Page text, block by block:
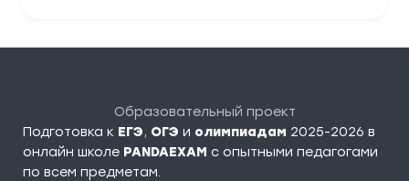
Образовательный проект
Подготовка к ЕГЭ, ОГЭ и олимпиадам 2025-2026 в
онлайн школе PANDAEXAM c опытными педагогами
по всем предметам.